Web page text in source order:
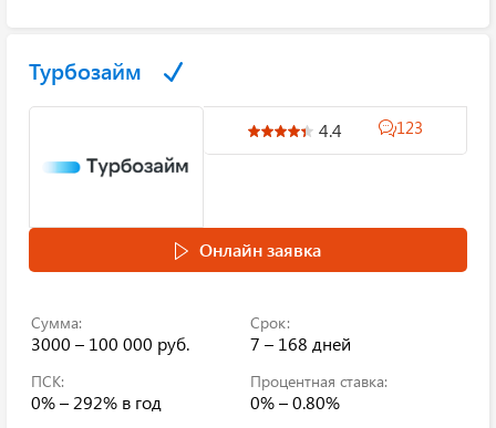
Турбозайм
4.4 123
Онлайн заявка
Сумма:
3000 – 100 000 руб.
Срок:
7 – 168 дней
ПСК:
0% – 292% в год
Процентная ставка:
0% – 0.80%